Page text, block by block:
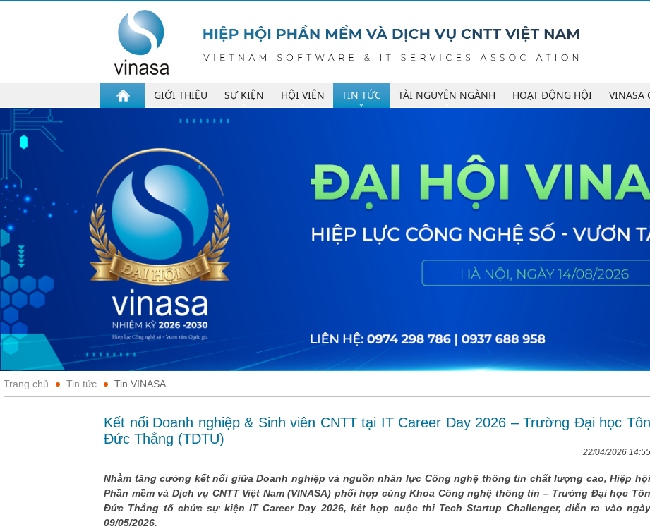
GIỚI THIỆU SỰ KIỆN HỘI VIÊN TIN TỨC TÀI NGUYÊN NGÀNH HOẠT ĐỘNG HỘI VINASA
Trang chủ Tin tức Tin VINASA
Kết nối Doanh nghiệp & Sinh viên CNTT tại IT Career Day 2026 – Trường Đại học Tôn
Đức Thắng (TDTU)
22/04/2026 14:55
Nhằm tăng cường kết nối giữa Doanh nghiệp và nguồn nhân lực Công nghệ thông tin chất lượng cao, Hiệp hội
Phần mềm và Dịch vụ CNTT Việt Nam (VINASA) phối hợp cùng Khoa Công nghệ thông tin – Trường Đại học Tôn
Đức Thắng tổ chức sự kiện IT Career Day 2026, kết hợp cuộc thi Tech Startup Challenger, diễn ra vào ngày
09/05/2026.